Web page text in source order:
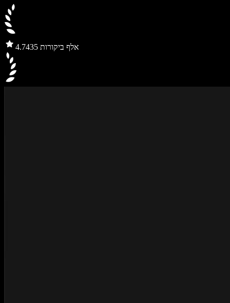
4.7 435 אלף ביקורות